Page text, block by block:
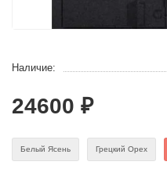
Наличие:
24600 ₽
Белый Ясень Грецкий Орех